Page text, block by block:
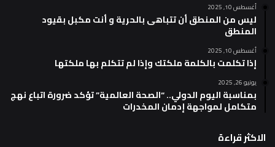
أغسطس 10, 2025
ليس من المنطق أن تتباهى بالحرية و أنت مكبل بقيود
المنطق
أغسطس 10, 2025
إذا تكلمت بالكلمة ملكتك وإذا لم تتكلم بها ملكتها
يونيو 26, 2025
بمناسبة اليوم الدولي.. “الصحة العالمية” تؤكد ضرورة اتباع نهج
متكامل لمواجهة إدمان المخدرات
الاكثر قراءة